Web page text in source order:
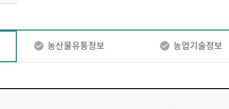
농산물유통정보 농업기술정보